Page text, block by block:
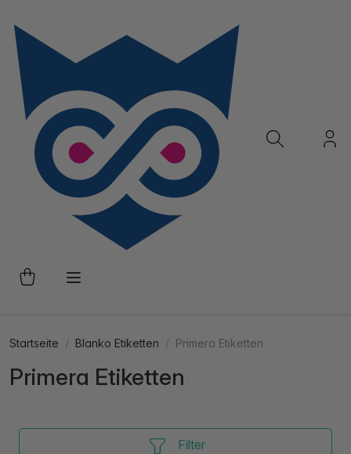
Startseite Blanko Etiketten Primera Etiketten
Primera Etiketten
Filter